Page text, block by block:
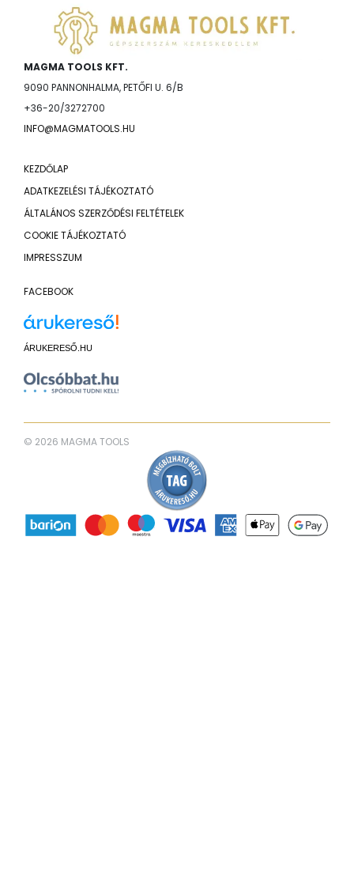
MAGMA TOOLS KFT.
9090 PANNONHALMA, PETŐFI U. 6/B
+36-20/3272700
INFO@MAGMATOOLS.HU
KEZDŐLAP
ADATKEZELÉSI TÁJÉKOZTATÓ
ÁLTALÁNOS SZERZŐDÉSI FELTÉTELEK
COOKIE TÁJÉKOZTATÓ
IMPRESSZUM
FACEBOOK
ÁRUKERESŐ.HU
© 2026 MAGMA TOOLS